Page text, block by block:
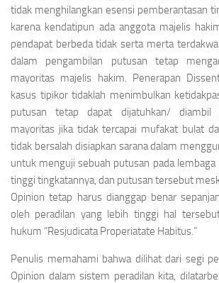
tidak menghilangkan esensi pemberantasan
karena kendatipun ada anggota majelis
pendapat berbeda tidak serta merta
dalam pengambilan putusan tetap
mayoritas majelis hakim. Penerapan
kasus tipikor tidaklah menimbulkan
putusan tetap dapat dijatuhkan/ diambil
mayoritas jika tidak tercapai mufakat bulat
tidak bersalah disiapkan sarana dalam
untuk menguji sebuah putusan pada lembaga
tinggi tingkatannya, dan putusan tersebut
Opiniontetap harus dianggap benar
oleh peradilan yang lebih tinggi hal
hukum “Resjudicata Properiatate Habitus.”
Penulis memahami bahwa dilihat dari segi
Opinion dalam sistem peradilan kita,